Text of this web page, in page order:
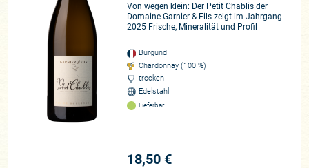
Von wegen klein: Der Petit Chablis der
Domaine Garnier & Fils zeigt im Jahrgang
2025 Frische, Mineralität und Profil
Burgund
Chardonnay (100 %)
trocken
Edelstahl
Lieferbar
18,50 €